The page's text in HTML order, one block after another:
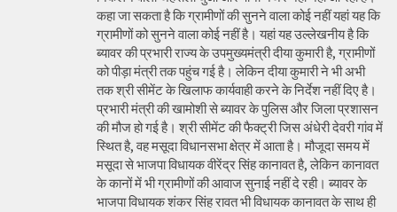
कहा जा सकता है कि ग्रामीणों की सुनने वाला कोई नहीं यहां यह कि
ग्रामीणों को सुनने वाला कोई नहीं है। यहां यह उल्लेखनीय है कि
ब्यावर की प्रभारी राज्य के उपमुख्यमंत्री दीया कुमारी है, ग्रामीणों
को पीड़ा मंत्री तक पहुंच गई है। लेकिन दीया कुमारी ने भी अभी
तक श्री सीमेंट के खिलाफ कार्यवाही करने के निर्देश नहीं दिए है।
प्रभारी मंत्री की खामोशी से ब्यावर के पुलिस और जिला प्रशासन
की मौज हो गई है। श्री सीमेंट की फैक्ट्री जिस अंधेरी देवरी गांव में
स्थित है, वह मसूदा विधानसभा क्षेत्र में आता है। मौजूदा समय में
मसूदा से भाजपा विधायक वीरेंद्र सिंह कानावत है, लेकिन कानावत
के कानों में भी ग्रामीणों की आवाज सुनाई नहीं दे रही। ब्यावर के
भाजपा विधायक शंकर सिंह रावत भी विधायक कानावत के साथ ही